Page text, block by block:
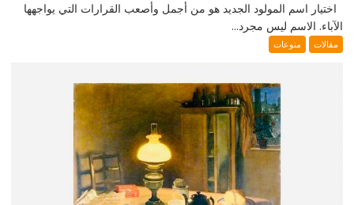
اختيار اسم المولود الجديد هو من أجمل وأصعب القرارات التي يواجهها
الآباء. الاسم ليس مجرد...
مقالات منوعات